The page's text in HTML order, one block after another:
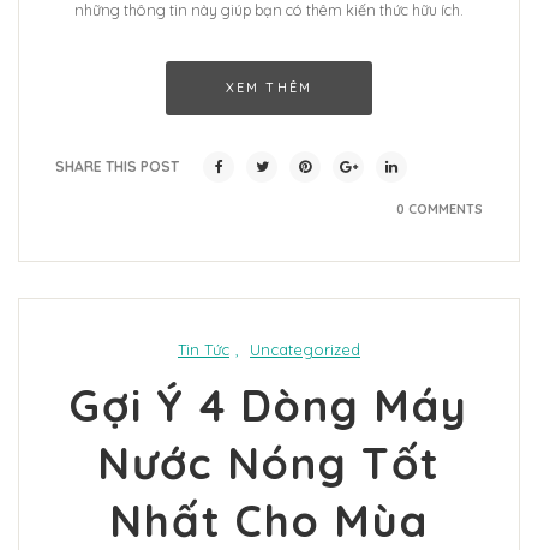
những thông tin này giúp bạn có thêm kiến thức hữu ích.
XEM THÊM
SHARE THIS POST
0 COMMENTS
Tin Tức , Uncategorized
Gợi Ý 4 Dòng Máy
Nước Nóng Tốt
Nhất Cho Mùa